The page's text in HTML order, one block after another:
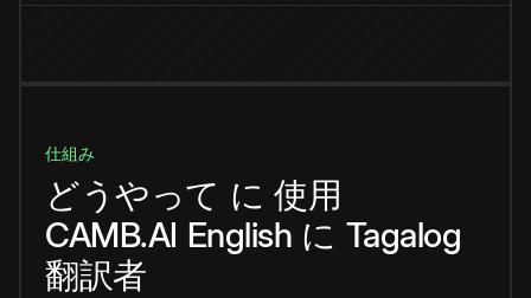
仕組み
どうやって に 使用
CAMB.AI English に Tagalog
翻訳者